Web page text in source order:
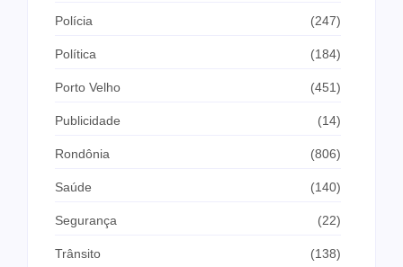
Polícia (247)
Política (184)
Porto Velho (451)
Publicidade (14)
Rondônia (806)
Saúde (140)
Segurança (22)
Trânsito (138)